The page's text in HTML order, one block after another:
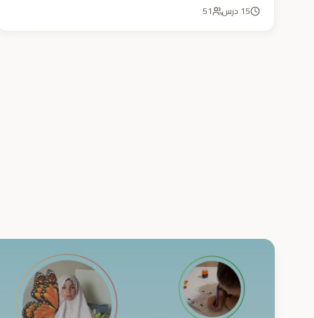
السيرة النبوية (فقه، عقيدة، سيرة).
15 درس 51